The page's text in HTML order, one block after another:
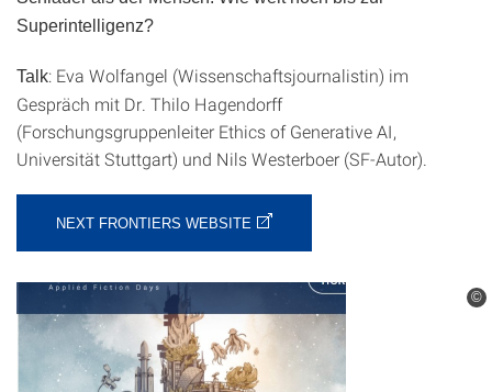
Superintelligenz?
Talk: Eva Wolfangel (Wissenschaftsjournalistin) im
Gespräch mit Dr. Thilo Hagendorff
(Forschungsgruppenleiter Ethics of Generative AI,
Universität Stuttgart) und Nils Westerboer (SF-Autor).
NEXT FRONTIERS WEBSITE
©